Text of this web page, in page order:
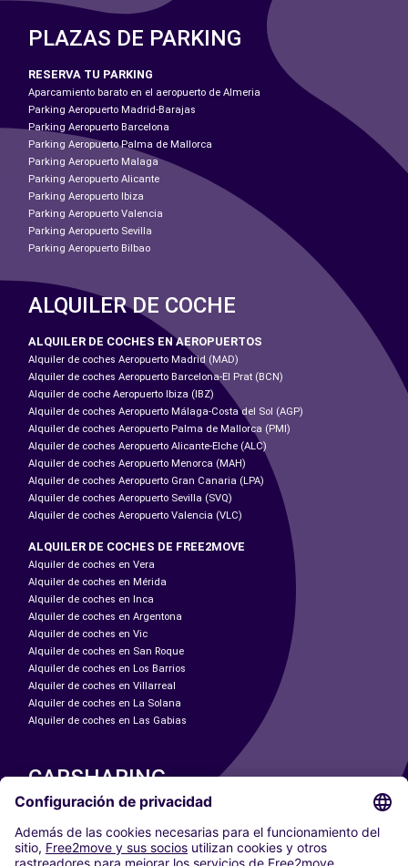
PLAZAS DE PARKING
RESERVA TU PARKING
Aparcamiento barato en el aeropuerto de Almeria
Parking Aeropuerto Madrid-Barajas
Parking Aeropuerto Barcelona
Parking Aeropuerto Palma de Mallorca
Parking Aeropuerto Malaga
Parking Aeropuerto Alicante
Parking Aeropuerto Ibiza
Parking Aeropuerto Valencia
Parking Aeropuerto Sevilla
Parking Aeropuerto Bilbao
ALQUILER DE COCHE
ALQUILER DE COCHES EN AEROPUERTOS
Alquiler de coches Aeropuerto Madrid (MAD)
Alquiler de coches Aeropuerto Barcelona-El Prat (BCN)
Alquiler de coche Aeropuerto Ibiza (IBZ)
Alquiler de coches Aeropuerto Málaga-Costa del Sol (AGP)
Alquiler de coches Aeropuerto Palma de Mallorca (PMI)
Alquiler de coches Aeropuerto Alicante-Elche (ALC)
Alquiler de coches Aeropuerto Menorca (MAH)
Alquiler de coches Aeropuerto Gran Canaria (LPA)
Alquiler de coches Aeropuerto Sevilla (SVQ)
Alquiler de coches Aeropuerto Valencia (VLC)
ALQUILER DE COCHES DE FREE2MOVE
Alquiler de coches en Vera
Alquiler de coches en Mérida
Alquiler de coches en Inca
Alquiler de coches en Argentona
Alquiler de coches en Vic
Alquiler de coches en San Roque
Alquiler de coches en Los Barrios
Alquiler de coches en Villarreal
Alquiler de coches en La Solana
Alquiler de coches en Las Gabias
CARSHARING
NUESTRAS CIUDADES
Paris
Madrid